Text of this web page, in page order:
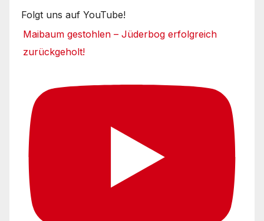
Folgt uns auf YouTube!
Maibaum gestohlen – Jüderbog erfolgreich
zurückgeholt!